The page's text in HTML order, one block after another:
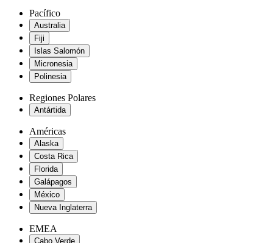
Pacífico
Australia
Fiji
Islas Salomón
Micronesia
Polinesia
Regiones Polares
Antártida
Américas
Alaska
Costa Rica
Florida
Galápagos
México
Nueva Inglaterra
EMEA
Cabo Verde